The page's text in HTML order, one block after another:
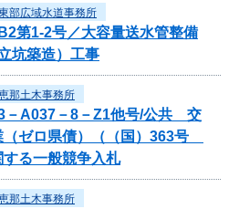
部広域水道事務所
第1-2号／大容量送水管整備
坑築造）工事
那土木事務所
－A037－8－Z1他号/公共 交
（ゼロ県債）（（国）363号
る一般競争入札
那土木事務所